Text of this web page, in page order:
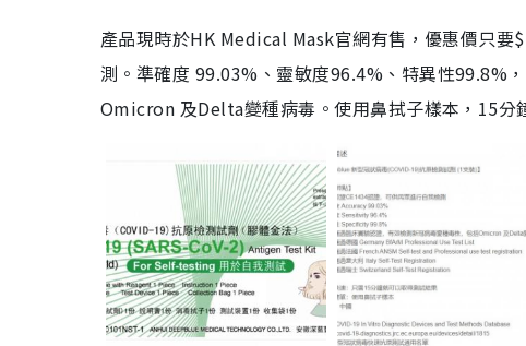
產品現時於HK Medical Mask官網有售，優惠價只
測。準確度 99.03%、靈敏度96.4%、特異性99.8%
Omicron 及Delta變種病毒。使用鼻拭子樣本，15分